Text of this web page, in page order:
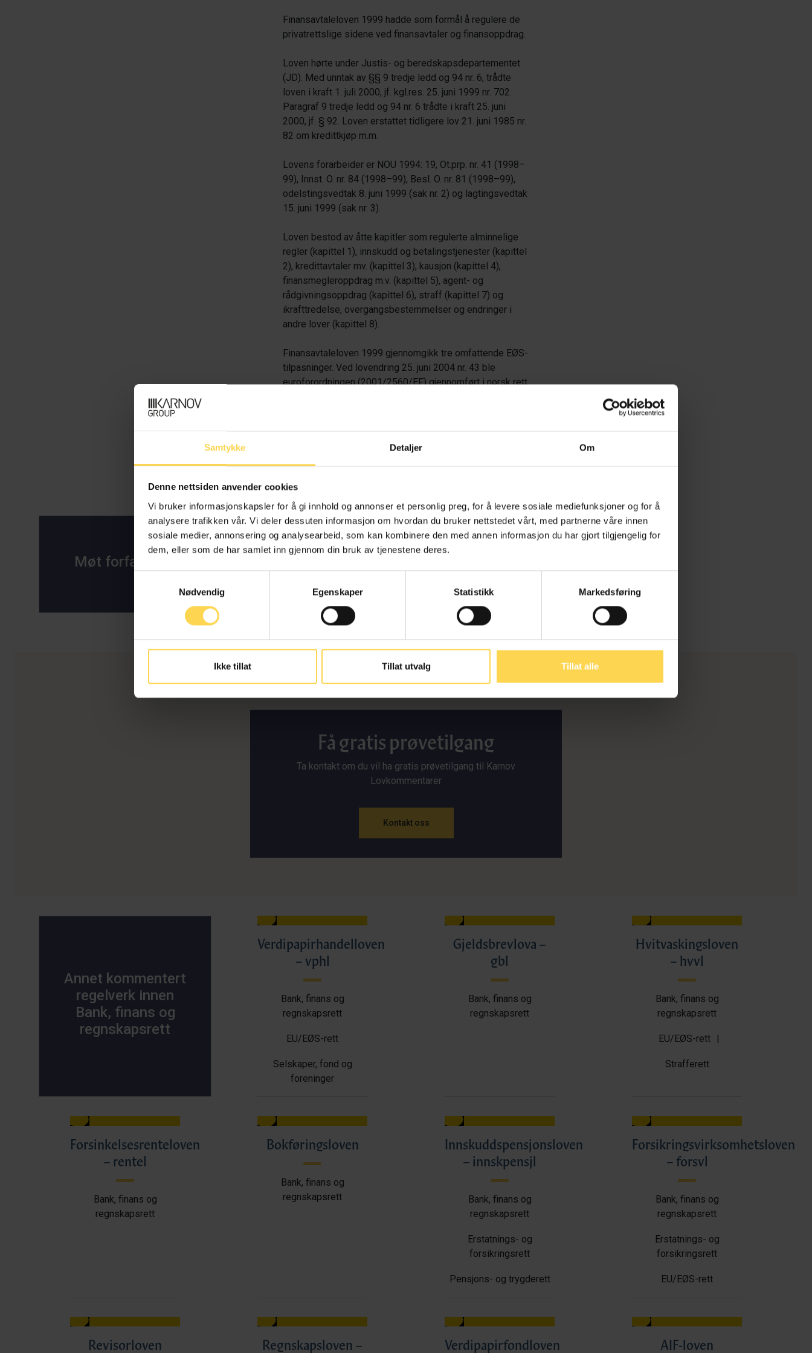
Samtykke Detaljer Om
Denne nettsiden anvender cookies
Vi bruker informasjonskapsler for å gi innhold og annonser et personlig preg, for å levere sosiale mediefunksjoner og for å
analysere trafikken vår. Vi deler dessuten informasjon om hvordan du bruker nettstedet vårt, med partnerne våre innen
sosiale medier, annonsering og analysearbeid, som kan kombinere den med annen informasjon du har gjort tilgjengelig for
dem, eller som de har samlet inn gjennom din bruk av tjenestene deres.
Nødvendig
Egenskaper Statistikk Markedsføring
Ikke tillat Tillat utvalg Tillat alle
Finansavtaleloven 1999 hadde som formål å regulere de
privatrettslige sidene ved finansavtaler og finansoppdrag.
Loven hørte under Justis- og beredskapsdepartementet
(JD). Med unntak av §§ 9 tredje ledd og 94 nr. 6, trådte
loven i kraft 1. juli 2000, jf. kgl.res. 25. juni 1999 nr. 702.
Paragraf 9 tredje ledd og 94 nr. 6 trådte i kraft 25. juni
2000, jf. § 92. Loven erstattet tidligere lov 21. juni 1985 nr.
82 om kredittkjøp m.m.
Lovens forarbeider er NOU 1994: 19, Ot.prp. nr. 41 (1998–
99), Innst. O. nr. 84 (1998–99), Besl. O. nr. 81 (1998–99),
odelstingsvedtak 8. juni 1999 (sak nr. 2) og lagtingsvedtak
15. juni 1999 (sak nr. 3).
Loven bestod av åtte kapitler som regulerte alminnelige
regler (kapittel 1), innskudd og betalingstjenester (kapittel
2), kredittavtaler mv. (kapittel 3), kausjon (kapittel 4),
finansmegleroppdrag m.v. (kapittel 5), agent- og
rådgivningsoppdrag (kapittel 6), straff (kapittel 7) og
ikrafttredelse, overgangsbestemmelser og endringer i
andre lover (kapittel 8).
Finansavtaleloven 1999 gjennomgikk tre omfattende EØS-
tilpasninger. Ved lovendring 25. juni 2004 nr. 43 ble
euroforordningen (2001/2560/EF) gjennomført i norsk rett.
ble forbrukerkredittdirektivet (2008/48/EF) gjennomført
ved lovendring 7. mai 2010 nr. 15.
Møt forfatterne
Joakim Bakke-Nielsen
Legal Advokatfirma
Carl Flock
Få gratis prøvetilgang
Ta kontakt om du vil ha gratis prøvetilgang til Karnov
Lovkommentarer
Kontakt oss
Annet kommentert
regelverk innen
Bank, finans og
regnskapsrett
Verdipapirhandelloven
– vphl
Bank, finans og
regnskapsrett
EU/EØS-rett
Selskaper, fond og
foreninger
Gjeldsbrevlova –
gbl
Bank, finans og
regnskapsrett
Hvitvaskingsloven
– hvvl
Bank, finans og
regnskapsrett
EU/EØS-rett
Strafferett
Forsinkelsesrenteloven
– rentel
Bank, finans og
regnskapsrett
Bokføringsloven
Bank, finans og
regnskapsrett
Innskuddspensjonsloven
– innskpensjl
Bank, finans og
regnskapsrett
Erstatnings- og
forsikringsrett
Pensjons- og trygderett
Forsikringsvirksomhetsloven
– forsvl
Bank, finans og
regnskapsrett
Erstatnings- og
forsikringsrett
EU/EØS-rett
Revisorloven
Regnskapsloven –
Verdipapirfondloven AIF-loven